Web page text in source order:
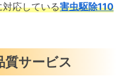
応している害虫駆除110
質サービス